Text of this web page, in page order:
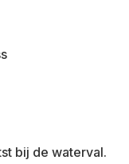
bij de waterval.